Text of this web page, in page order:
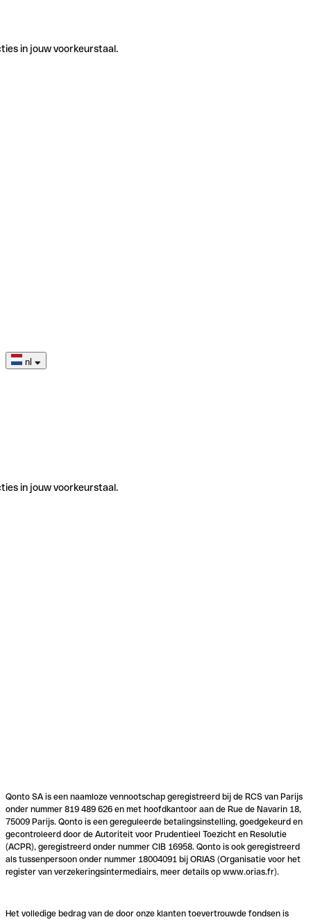
in jouw voorkeurstaal.
nl
in jouw voorkeurstaal.
Qonto SA is een naamloze vennootschap geregistreerd bij de RCS van Parijs
onder nummer 819 489 626 en met hoofdkantoor aan de Rue de Navarin 18,
75009 Parijs. Qonto is een gereguleerde betalingsinstelling, goedgekeurd en
gecontroleerd door de Autoriteit voor Prudentieel Toezicht en Resolutie
(ACPR), geregistreerd onder nummer CIB 16958. Qonto is ook geregistreerd
als tussenpersoon onder nummer 18004091 bij ORIAS (Organisatie voor het
register van verzekeringsintermediairs, meer details op www.orias.fr).
Het volledige bedrag van de door onze klanten toevertrouwde fondsen is